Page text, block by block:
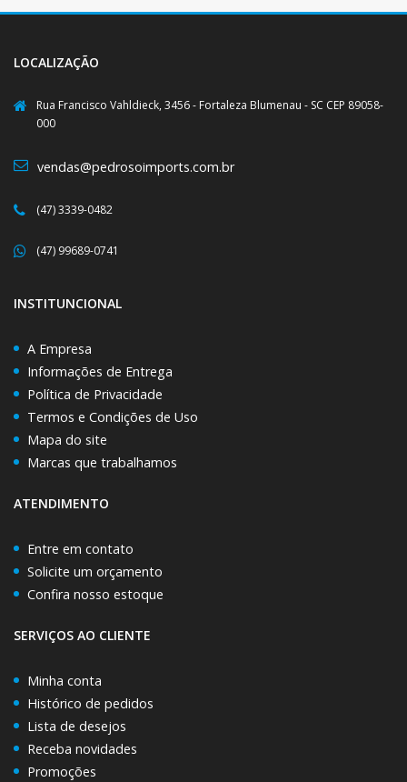
LOCALIZAÇÃO
Rua Francisco Vahldieck, 3456 - Fortaleza Blumenau - SC CEP 89058-
000
vendas@pedrosoimports.com.br
(47) 3339-0482
(47) 99689-0741
INSTITUNCIONAL
A Empresa
Informações de Entrega
Política de Privacidade
Termos e Condições de Uso
Mapa do site
Marcas que trabalhamos
ATENDIMENTO
Entre em contato
Solicite um orçamento
Confira nosso estoque
SERVIÇOS AO CLIENTE
Minha conta
Histórico de pedidos
Lista de desejos
Receba novidades
Promoções